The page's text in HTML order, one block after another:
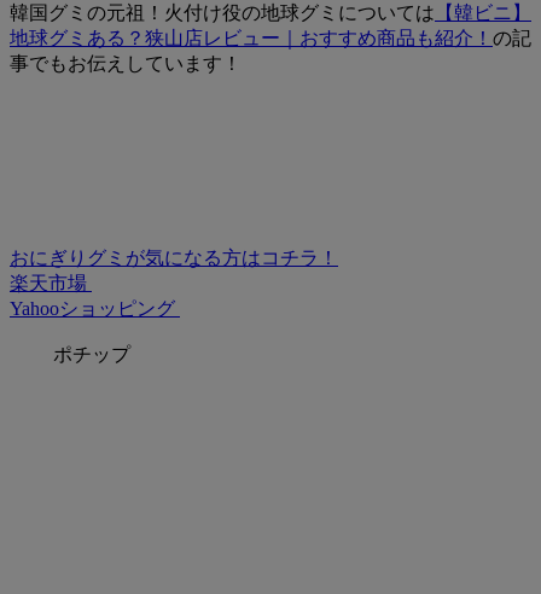
韓国グミの元祖！火付け役の地球グミについては 【韓ビニ】
地球グミある？狭山店レビュー｜おすすめ商品も紹介！ の記
事でもお伝えしています！
おにぎりグミが気になる方はコチラ！
楽天市場
Yahooショッピング
ポチップ